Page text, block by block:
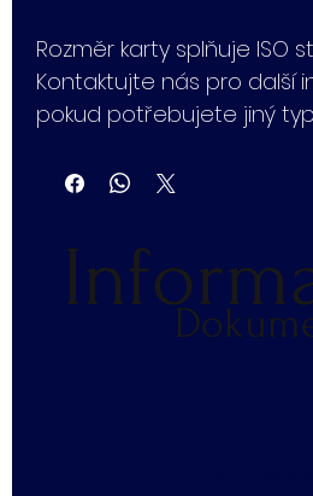
Rozměr karty splňuje ISO
Kontaktujte nás pro další
pokud potřebujete jiný